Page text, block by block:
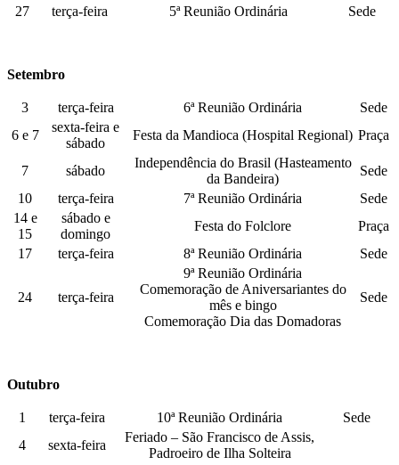
27
terça-feira 5ª Reunião Ordinária Sede
Setembro
3 terça-feira 6ª Reunião Ordinária
Sede
6 e 7
sexta-feira e
sábado
Festa da Mandioca (Hospital Regional) Praça
7 sábado
Independência do Brasil (Hasteamento
da Bandeira)
Sede
10
terça-feira 7ª Reunião Ordinária
Sede
14 e
15
sábado e
domingo
Festa do Folclore
Praça
17
terça-feira 8ª Reunião Ordinária Sede
24 terça-feira
9ª Reunião Ordinária
Comemoração de Aniversariantes do
mês e bingo
Comemoração Dia das Domadoras
Sede
Outubro
1 terça-feira 10ª Reunião Ordinária
Sede
4
sexta-feira
Feriado – São Francisco de Assis,
Padroeiro de Ilha Solteira